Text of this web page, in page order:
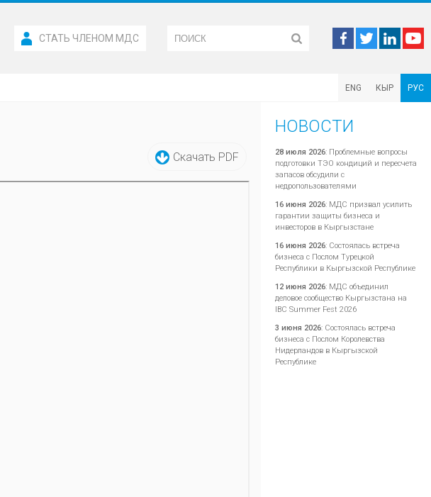
ENG КЫР РУС
СТАТЬ ЧЛЕНОМ МДС
Скачать PDF
НОВОСТИ
28 июля 2026: Проблемные вопросы
подготовки ТЭО кондиций и пересчета
запасов обсудили с
недропользователями
16 июня 2026: МДС призвал усилить
гарантии защиты бизнеса и
инвесторов в Кыргызстане
16 июня 2026: Состоялась встреча
бизнеса с Послом Турецкой
Республики в Кыргызской Республике
12 июня 2026: МДС объединил
деловое сообщество Кыргызстана на
IBC Summer Fest 2026
3 июня 2026: Состоялась встреча
бизнеса с Послом Королевства
Нидерландов в Кыргызской
Республике